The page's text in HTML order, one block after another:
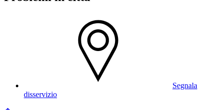
Segnala
disservizio